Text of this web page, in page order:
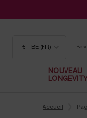
€ - BE (FR)
NOUVEAU
Accueil